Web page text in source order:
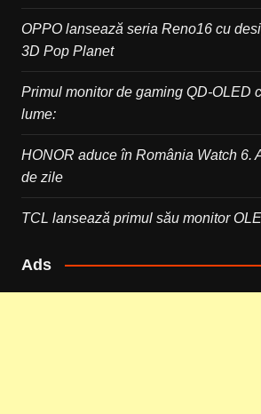
OPPO lansează seria Reno16 cu
3D Pop Planet
Primul monitor de gaming QD-OLED
lume:
HONOR aduce în România Watch 6.
de zile
TCL lansează primul său monitor
Ads